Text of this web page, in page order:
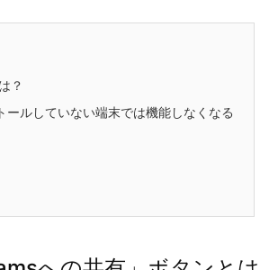
？
ルしていない端末では機能しなくなる